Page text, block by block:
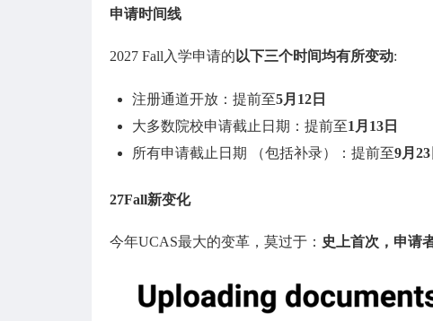
申请时间线
2027 Fall入学申请的 以下三个时间均有所变动:
注册通道开放：提前至5月12日
大多数院校申请截止日期：提前至1月13日
所有申请截止日期 （包括补录）：提前至9月23
27Fall新变化
今年UCAS最大的变革，莫过于： 史上首次，申请